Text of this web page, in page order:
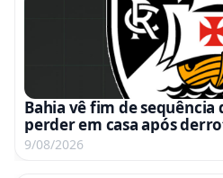
Bahia vê fim de sequência
perder em casa após
9/08/2026